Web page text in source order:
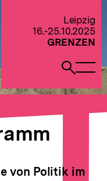
Leipzig
16.-25.10.2025
GRENZEN
öffnen
von Politik im